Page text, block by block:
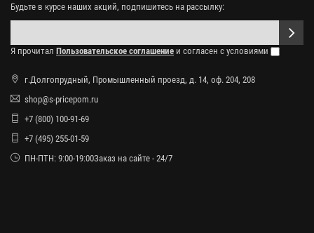
Будьте в курсе наших акций, подпишитесь на рассылку:
Я прочитал Пользовательское соглашение и согласен с условиями
г.Долгопрудный, Промышленный проезд, д. 14, оф. 204, 208
shop@s-pricepom.ru
+7 (800) 100-91-69
+7 (495) 255-01-59
ПН-ПТН: 9:00-19:00Заказ на сайте - 24/7